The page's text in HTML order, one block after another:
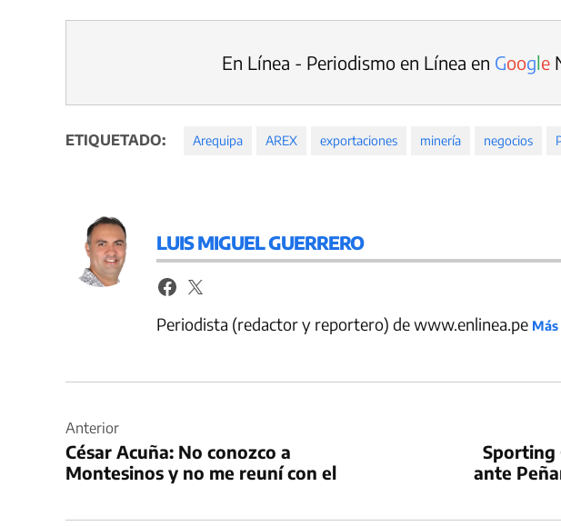
En Línea - Periodismo en Línea en Google
ETIQUETADO: Arequipa AREX exportaciones minería negocios
LUIS MIGUEL GUERRERO
Periodista (redactor y reportero) de www.enlinea.pe
de
entradas
Anterior
César Acuña: No conozco a
Montesinos y no me reuní con el
Sporting
ante